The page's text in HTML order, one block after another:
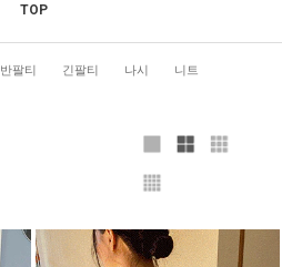
TOP
반팔티 긴팔티 나시 니트